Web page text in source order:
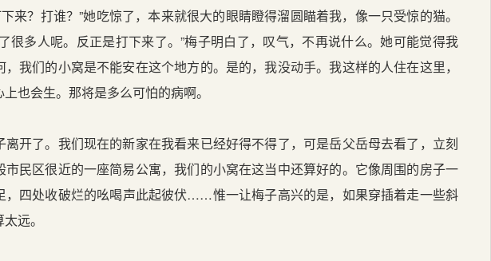
来？打谁？”她吃惊了，本来就很大的眼睛瞪得溜圆瞄着我，像一只受惊的猫。
多人呢。反正是打下来了。”梅子明白了，叹气，不再说什么。她可能觉得我
我们的小窝是不能安在这个地方的。是的，我没动手。我这样的人住在这里，
也会生。那将是多么可怕的病啊。
了。我们现在的新家在我看来已经好得不得了，可是岳父岳母去看了，立刻
市民区很近的一座简易公寓，我们的小窝在这当中还算好的。它像周围的房子一
，四处收破烂的吆喝声此起彼伏……惟一让梅子高兴的是，如果穿插着走一些斜
远。